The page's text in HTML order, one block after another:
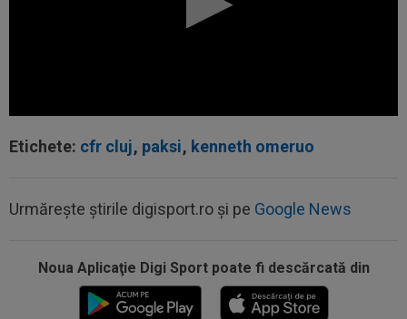
Etichete: cfr cluj, paksi, kenneth omeruo
Urmărește știrile digisport.ro și pe Google News
Noua Aplicaţie Digi Sport poate fi descărcată din
40.000.000€ pentru transfer! Inter și Cristi
Chivu s-au pus de acord